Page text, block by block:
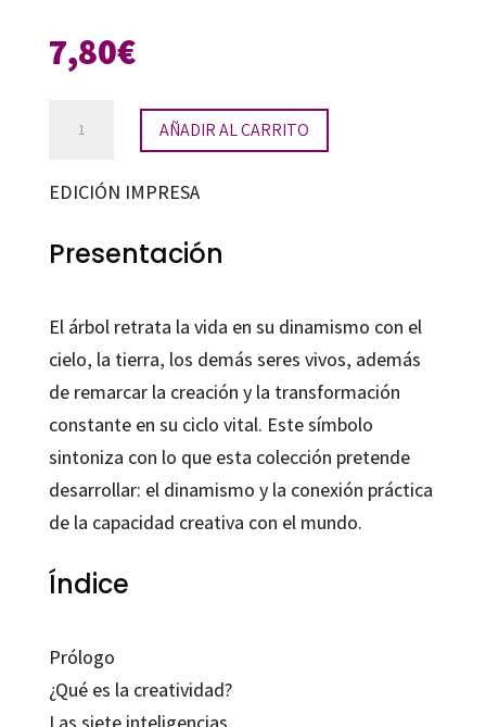
7,80€
creativamente
cantidad
AÑADIR AL CARRITO
EDICIÓN IMPRESA
Presentación
El árbol retrata la vida en su dinamismo con el
cielo, la tierra, los demás seres vivos, además
de remarcar la creación y la transformación
constante en su ciclo vital. Este símbolo
sintoniza con lo que esta colección pretende
desarrollar: el dinamismo y la conexión práctica
de la capacidad creativa con el mundo.
Índice
Prólogo
¿Qué es la creatividad?